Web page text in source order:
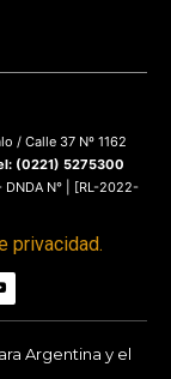
/ Calle 37 Nº 1162
(0221) 5275300
N° | [RL-2022-
privacidad.
Argentina y el